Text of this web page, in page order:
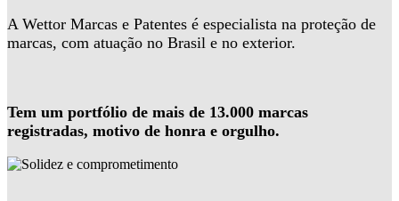
A Wettor Marcas e Patentes é especialista na proteção de
marcas, com atuação no Brasil e no exterior.
Tem um portfólio de mais de 13.000 marcas
registradas, motivo de honra e orgulho.